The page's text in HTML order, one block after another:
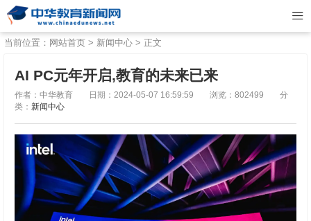
当前位置： 网站首页 > 新闻中心 > 正文
AI PC元年开启,教育的未来已来
作者：中华教育 日期：2024-05-07 16:59:59 浏览：802499
分
类： 新闻中心